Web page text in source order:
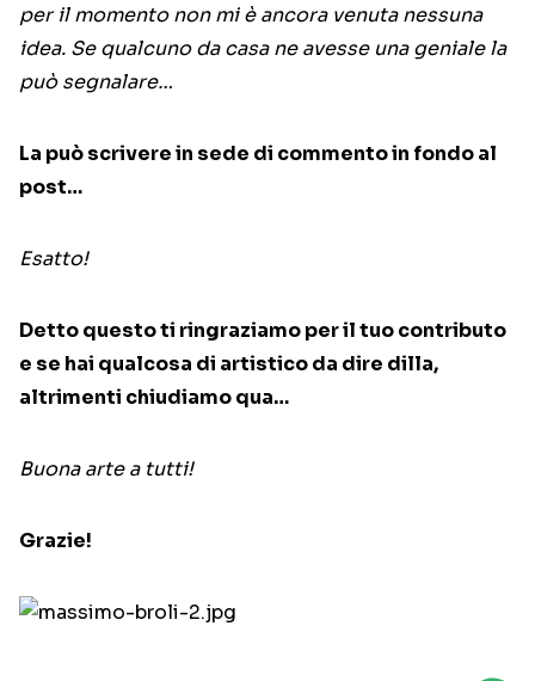
per il momento non mi è ancora venuta nessuna
idea. Se qualcuno da casa ne avesse una geniale la
può segnalare…
La può scrivere in sede di commento in fondo al
post…
Esatto!
Detto questo ti ringraziamo per il tuo contributo
e se hai qualcosa di artistico da dire dilla,
altrimenti chiudiamo qua…
Buona arte a tutti!
Grazie!